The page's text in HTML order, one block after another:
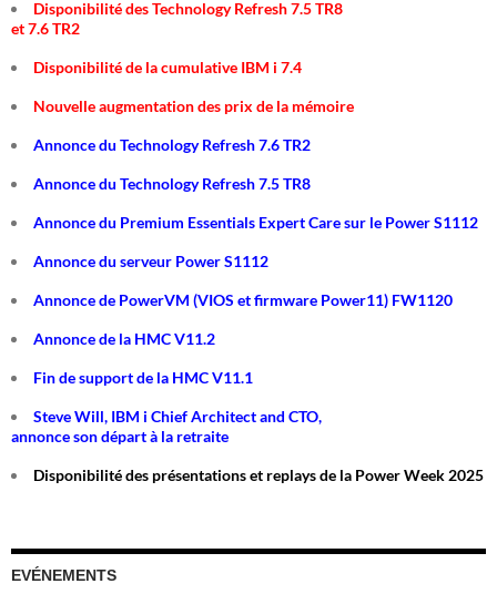
Disponibilité des Technology Refresh 7.5 TR8
et 7.6 TR2
Disponibilité de la cumulative IBM i 7.4
Nouvelle augmentation des prix de la mémoire
Annonce du Technology Refresh 7.6 TR2
Annonce du Technology Refresh 7.5 TR8
Annonce du Premium Essentials Expert Care sur le Power S1112
Annonce du serveur Power S1112
Annonce de PowerVM (VIOS et firmware Power11) FW1120
Annonce de la HMC V11.2
Fin de support de la HMC V11.1
Steve Will, IBM i Chief Architect and CTO,
annonce son départ à la retraite
Disponibilité des présentations et replays de la Power Week 2025
EVÉNEMENTS